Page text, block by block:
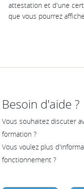
attestation et d'une
que vous pourrez
Besoin d'aide ?
Vous souhaitez discuter
formation ?
Vous voulez plus
fonctionnement ?